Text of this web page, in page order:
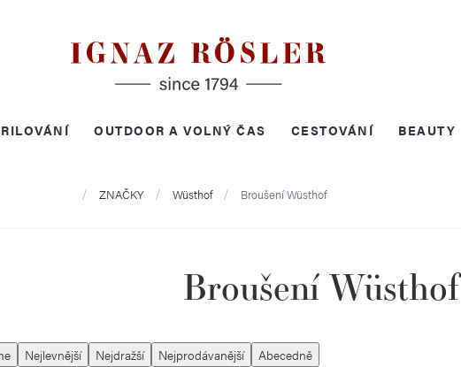
OUTDOOR A VOLNÝ ČAS CESTOVÁNÍ BEAUTY
DomůZNAČKY Wüsthof Broušení Wüsthof
Broušení Wüsthof
Nejlevnější Nejdražší Nejprodávanější Abecedně